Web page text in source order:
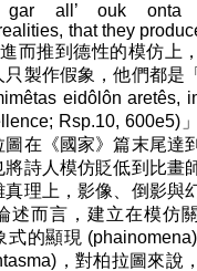
gar all’ ouk onta
that they
而推到德性的模仿上
只製作假象，他們都是
eidôlôn aretês,
Rsp.10, 600e5)
在《國家》篇末尾達
將詩人模仿貶低到比畫
理上，影像、倒影與
述而言，建立在模仿
式的顯現
，對柏拉圖來說